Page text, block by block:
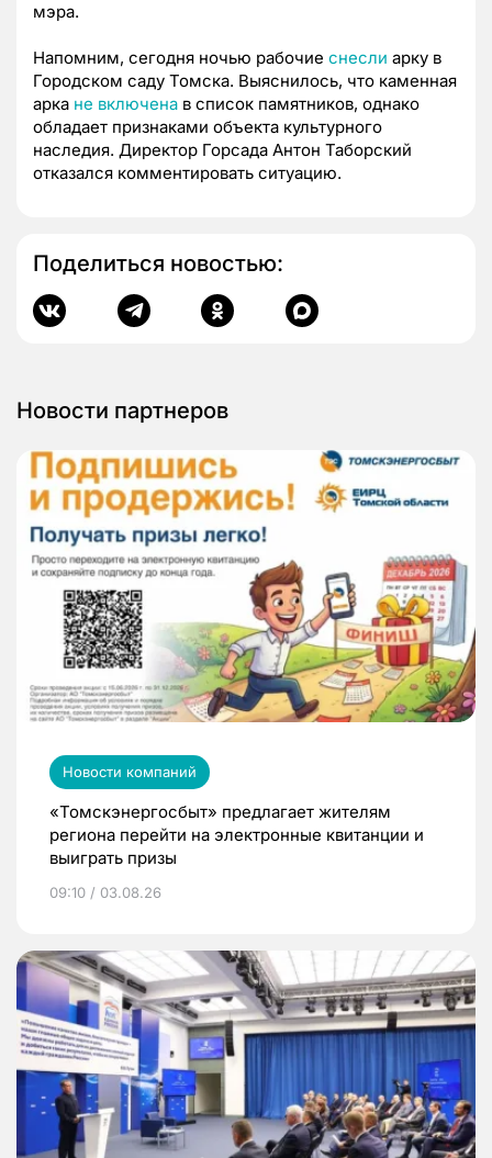
мэра.
Напомним, сегодня ночью рабочие снесли арку в
Городском саду Томска. Выяснилось, что каменная
арка не включена в список памятников, однако
обладает признаками объекта культурного
наследия. Директор Горсада Антон Таборский
отказался комментировать ситуацию.
Поделиться новостью:
Новости партнеров
Новости компаний
«Томскэнергосбыт» предлагает жителям
региона перейти на электронные квитанции и
выиграть призы
09:10 / 03.08.26